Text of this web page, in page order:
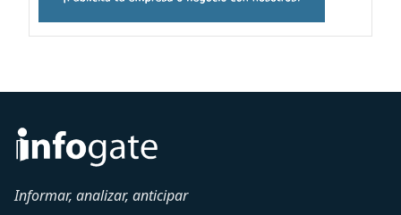
Informar, analizar, anticipar